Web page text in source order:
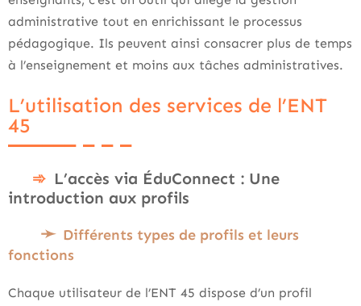
administrative tout en enrichissant le processus
pédagogique. Ils peuvent ainsi consacrer plus de temps
à l’enseignement et moins aux tâches administratives.
L’utilisation des services de l’ENT
45
L’accès via ÉduConnect : Une
introduction aux profils
Différents types de profils et leurs
fonctions
Chaque utilisateur de l’ENT 45 dispose d’un profil